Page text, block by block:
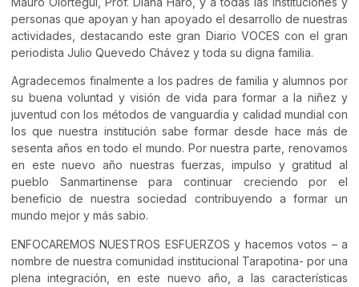
personas que apoyan y han apoyado el desarrollo de nuestras
actividades, destacando este gran Diario VOCES con el gran
periodista Julio Quevedo Chávez y toda su digna familia.
Agradecemos finalmente a los padres de familia y alumnos por
su buena voluntad y visión de vida para formar a la niñez y
juventud con los métodos de vanguardia y calidad mundial con
los que nuestra institución sabe formar desde hace más de
sesenta años en todo el mundo. Por nuestra parte, renovamos
en este nuevo año nuestras fuerzas, impulso y gratitud al
pueblo Sanmartinense para continuar creciendo por el
beneficio de nuestra sociedad contribuyendo a formar un
mundo mejor y más sabio.
ENFOCAREMOS NUESTROS ESFUERZOS y hacemos votos – a
nombre de nuestra comunidad institucional Tarapotina- por una
plena integración, en este nuevo año, a las características